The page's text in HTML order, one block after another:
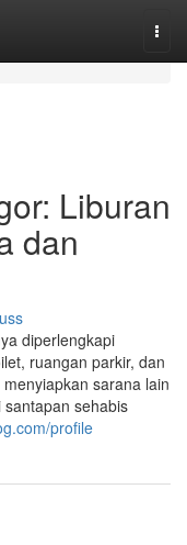
Liburan
dan
diperlengkapi
ruangan parkir, dan
sarana lain
sehabis
profile